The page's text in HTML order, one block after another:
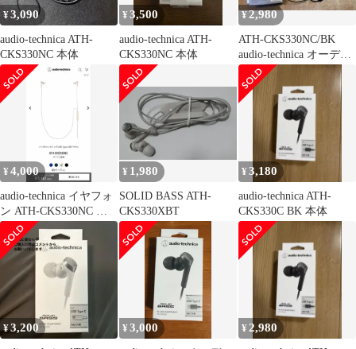
¥3,090
audio-technica ATH-
CKS330NC 本体
¥3,500
audio-technica ATH-
CKS330NC 本体
¥2,980
ATH-CKS330NC/BK
audio-technica オーディ
オテクニカ
¥4,000
audio-technica イヤフォ
ン ATH-CKS330NC イヤ
ホン
¥ 1,980
SOLID BASS ATH-
CKS330XBT
¥3,180
audio-technica ATH-
CKS330C BK 本体
¥3,200 ¥3,000 ¥2,980